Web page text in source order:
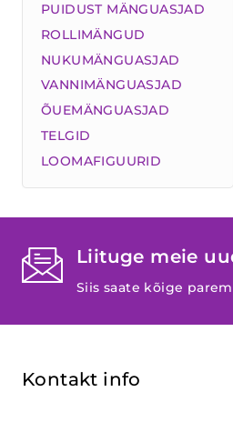
PUIDUST MÄNGUASJAD
ROLLIMÄNGUD
NUKUMÄNGUASJAD
VANNIMÄNGUASJAD
ÕUEMÄNGUASJAD
TELGID
LOOMAFIGUURID
Liituge meie
Siis saate kõige
Kontakt info